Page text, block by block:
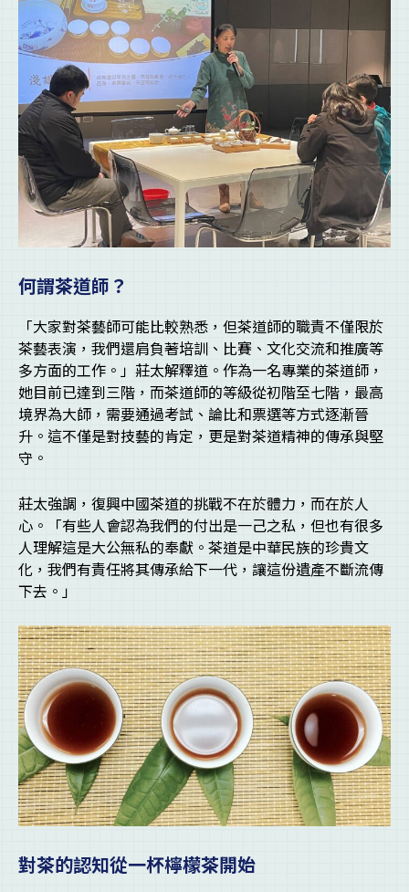
何謂茶道師？
「大家對茶藝師可能比較熟悉，但茶道師的職責不僅限於
茶藝表演，我們還肩負著培訓、比賽、文化交流和推廣等
多方面的工作。」莊太解釋道。作為一名專業的茶道師，
她目前已達到三階，而茶道師的等級從初階至七階，最高
境界為大師，需要通過考試、論比和票選等方式逐漸晉
升。這不僅是對技藝的肯定，更是對茶道精神的傳承與堅
守。
莊太強調，復興中國茶道的挑戰不在於體力，而在於人
心。「有些人會認為我們的付出是一己之私，但也有很多
人理解這是大公無私的奉獻。茶道是中華民族的珍貴文
化，我們有責任將其傳承給下一代，讓這份遺產不斷流傳
下去。」
對茶的認知從一杯檸檬茶開始